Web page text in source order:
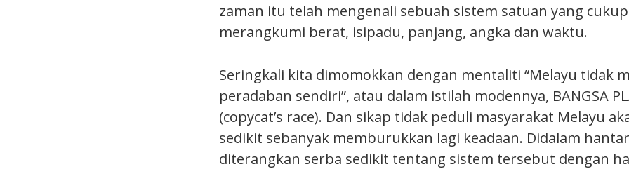
zaman itu telah mengenali sebuah sistem satuan yang
merangkumi berat, isipadu, panjang, angka dan waktu.
Seringkali kita dimomokkan dengan mentaliti “Melayu tidak
peradaban sendiri”, atau dalam istilah modennya, BANGSA
(copycat’s race). Dan sikap tidak peduli masyarakat Melayu
sedikit sebanyak memburukkan lagi keadaan. Didalam
diterangkan serba sedikit tentang sistem tersebut dengan